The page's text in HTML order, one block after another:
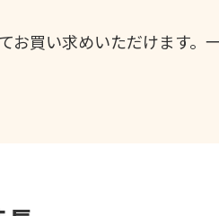
買い求めいただけます。